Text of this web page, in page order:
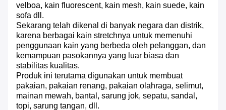
velboa, kain fluorescent, kain mesh, kain suede, kain
sofa dll.
Sekarang telah dikenal di banyak negara dan distrik,
karena berbagai kain stretchnya untuk memenuhi
penggunaan kain yang berbeda oleh pelanggan, dan
kemampuan pasokannya yang luar biasa dan
stabilitas kualitas.
Produk ini terutama digunakan untuk membuat
pakaian, pakaian renang, pakaian olahraga, selimut,
mainan mewah, bantal, sarung jok, sepatu, sandal,
topi, sarung tangan, dll.